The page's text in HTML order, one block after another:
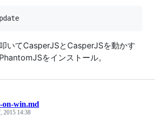
いてCasperJSとCasperJSを動かす
をインストール。
on-win.md
2015 14:38